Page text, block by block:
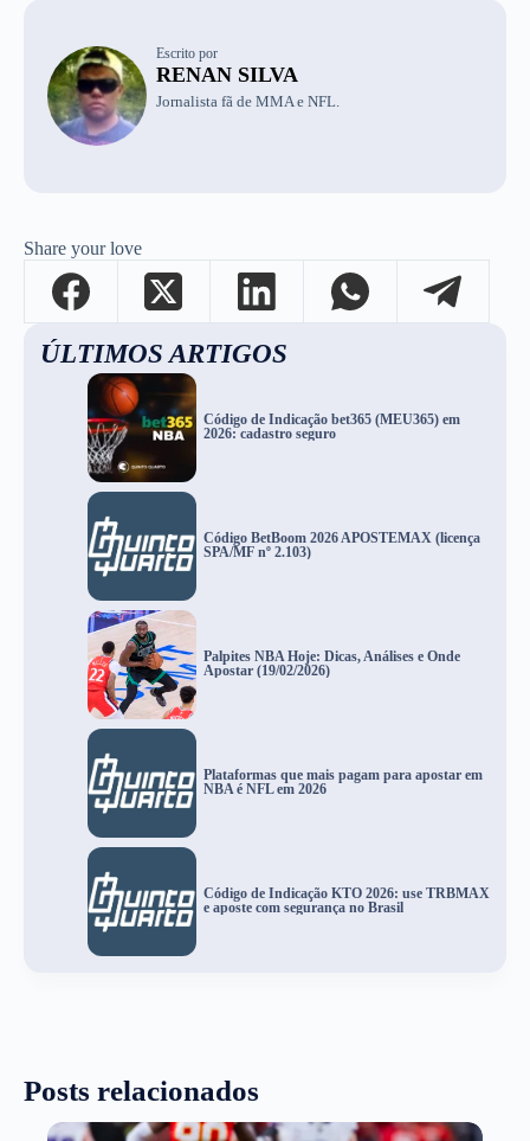
Escrito por
RENAN SILVA
Jornalista fã de MMA e NFL.
Share your love
ÚLTIMOS ARTIGOS
Código de Indicação bet365 (MEU365) em
2026: cadastro seguro
Código BetBoom 2026 APOSTEMAX (licença
SPA/MF nº 2.103)
Palpites NBA Hoje: Dicas, Análises e Onde
Apostar (19/02/2026)
Plataformas que mais pagam para apostar em
NBA é NFL em 2026
Código de Indicação KTO 2026: use TRBMAX
e aposte com segurança no Brasil
Posts relacionados